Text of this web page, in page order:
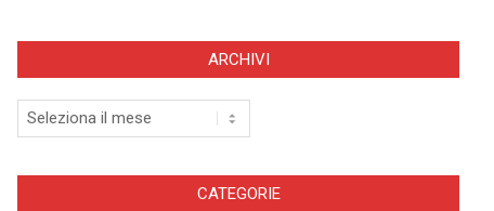
ARCHIVI
Archivi
CATEGORIE